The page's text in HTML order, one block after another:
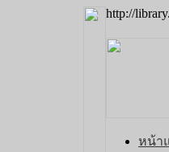
http://
หน้า